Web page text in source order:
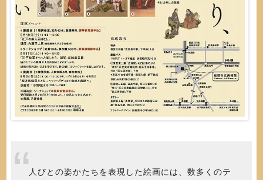
人びとの姿かたちを表現した絵画には、数多くのテ